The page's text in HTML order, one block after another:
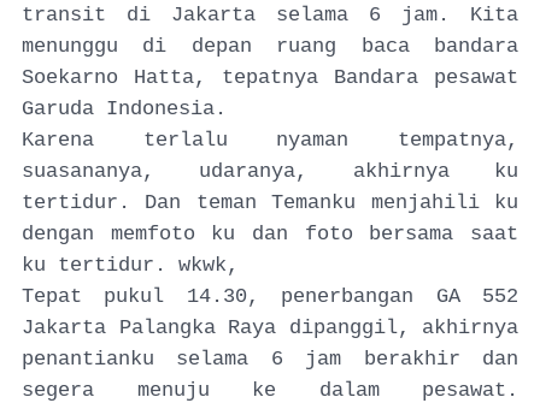
transit di Jakarta selama 6 jam. Kita
menunggu di depan ruang baca bandara
Soekarno Hatta, tepatnya Bandara pesawat
Garuda Indonesia.
Karena terlalu nyaman tempatnya,
suasananya, udaranya, akhirnya ku
tertidur. Dan teman Temanku menjahili ku
dengan memfoto ku dan foto bersama saat
ku tertidur. wkwk,
Tepat pukul 14.30, penerbangan GA 552
Jakarta Palangka Raya dipanggil, akhirnya
penantianku selama 6 jam berakhir dan
segera menuju ke dalam pesawat.